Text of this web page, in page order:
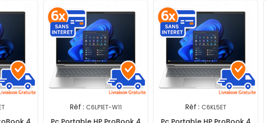
Réf : C6LP1ET-W11 Réf : C6KL5ET